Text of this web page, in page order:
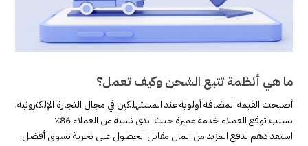
ما هي أنظمة تتبع الشحن وكيف تعمل؟
أصبحت القيمة المضافة أولوية عند المستهلكين في مجال التجارة الإلكترونية.
بسبب توقع العملاء خدمة مميزة حيث ابدى نسبة من العملاء 86٪
استعدادهم لدفع المزيد من المال مقابل الحصول على تجربة تسوق أفضل.